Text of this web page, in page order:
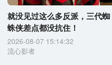
就没见过这么多反派，三代蜘
蛛侠差点都没抗住！
2026-08-07 15:14:32
流心影者